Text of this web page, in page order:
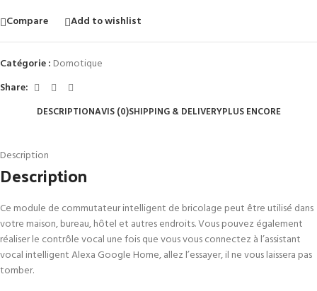
Compare
Add to wishlist
Catégorie : Domotique
Share:
DESCRIPTIONAVIS (0)SHIPPING & DELIVERYPLUS ENCORE
Description
Description
Ce module de commutateur intelligent de bricolage peut être utilisé dans
votre maison, bureau, hôtel et autres endroits. Vous pouvez également
réaliser le contrôle vocal une fois que vous vous connectez à l’assistant
vocal intelligent Alexa Google Home, allez l’essayer, il ne vous laissera pas
tomber.